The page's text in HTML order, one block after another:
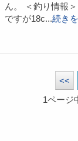
ん。 ＜釣り情報
ですが18c...続き
<<
1ページ